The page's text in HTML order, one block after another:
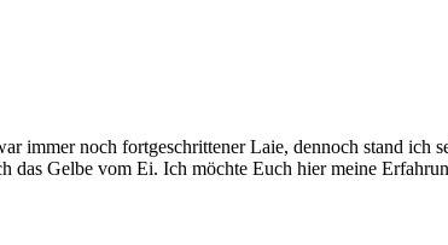
noch fortgeschrittener Laie, dennoch stand ich
das Gelbe vom Ei. Ich möchte Euch hier meine